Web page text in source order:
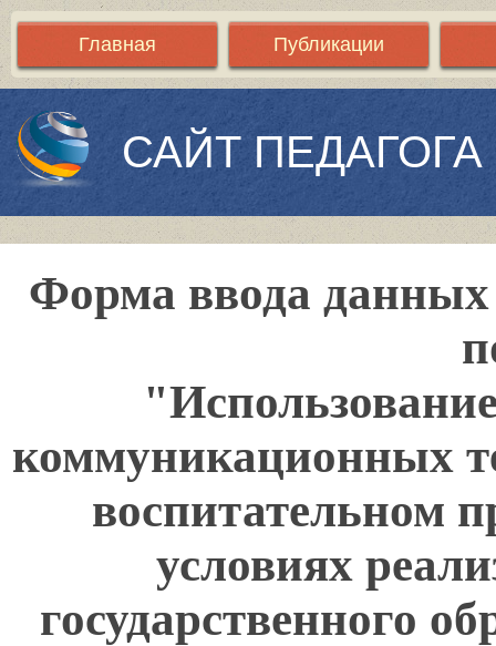
Главная Публикации
САЙТ ПЕДАГОГА
Форма ввода данных
коммуникационных
воспитательном
условиях
государственного